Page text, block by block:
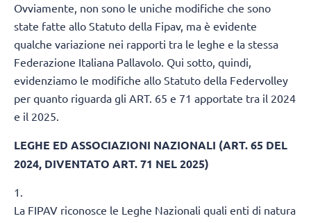
Ovviamente, non sono le uniche modifiche che sono
state fatte allo Statuto della Fipav, ma è evidente
qualche variazione nei rapporti tra le leghe e la stessa
Federazione Italiana Pallavolo. Qui sotto, quindi,
evidenziamo le modifiche allo Statuto della Federvolley
per quanto riguarda gli ART. 65 e 71 apportate tra il 2024
e il 2025.
LEGHE ED ASSOCIAZIONI NAZIONALI (ART. 65 DEL
2024, DIVENTATO ART. 71 NEL 2025)
1.
La FIPAV riconosce le Leghe Nazionali quali enti di natura